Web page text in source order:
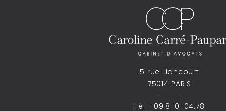
5 rue Liancourt
75014 PARIS
Tél. : 09.81.01.04.78